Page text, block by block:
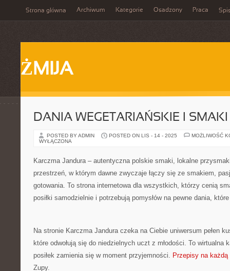
Strona główna Archiwum Kategorie Osadzony Praca
ŻMIJA
DANIA WEGETARIAŃSKIE I
POSTED BY ADMIN POSTED ON LIS - 14 - 2025
MOŻLIWOŚĆ
WYŁĄCZONA
Karczma Jandura – autentyczna polskie smaki, lokalne
przestrzeń, w którym dawne zwyczaje łączy się ze smakiem,
gotowania. To strona internetowa dla wszystkich, którzy cenią
posiłki samodzielnie i potrzebują pomysłów na pewne dania,
Na stronie Karczma Jandura czeka na Ciebie uniwersum pełen
które odwołują się do niedzielnych uczt z młodości. To wirtualna
posiłek zamienia się w moment przyjemności. Przepisy na każdą
Zupy.